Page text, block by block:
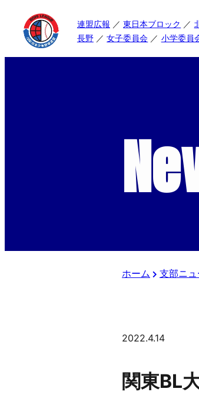
連盟広報 東日本ブロック
長野
女子委員会 小学委員
ホーム 支部ニュ
2022.4.14
関東BL